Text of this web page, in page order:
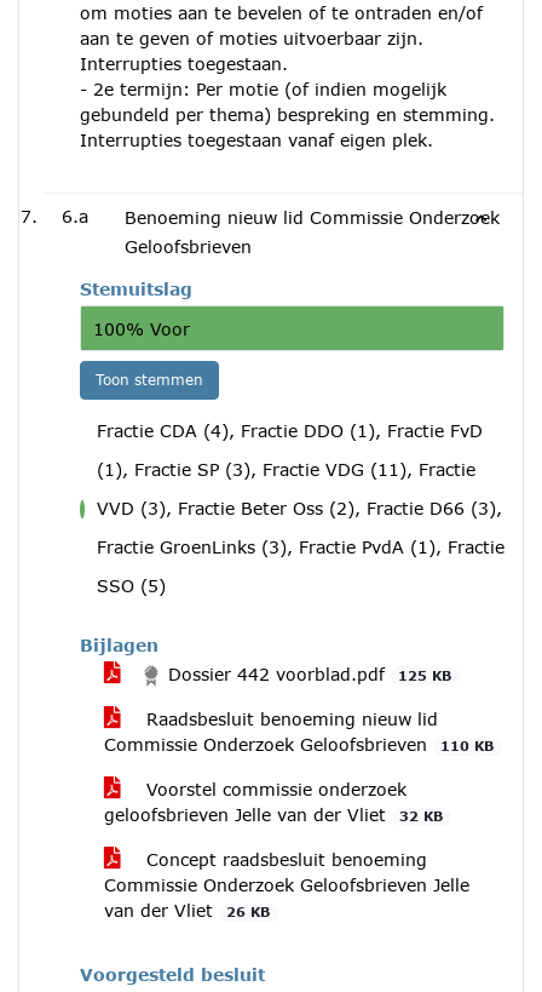
om moties aan te bevelen of te ontraden en/of
aan te geven of moties uitvoerbaar zijn.
Interrupties toegestaan.
- 2e termijn: Per motie (of indien mogelijk
gebundeld per thema) bespreking en stemming.
Interrupties toegestaan vanaf eigen plek.
6.a
Benoeming nieuw lid Commissie Onderzoek
Geloofsbrieven
Stemuitslag
100% Voor
Toon stemmen
Fractie CDA (4), Fractie DDO (1), Fractie FvD
(1), Fractie SP (3), Fractie VDG (11), Fractie
VVD (3), Fractie Beter Oss (2), Fractie D66 (3),
Fractie GroenLinks (3), Fractie PvdA (1), Fractie
SSO (5)
Bijlagen
Dossier 442 voorblad.pdf
125 KB
Raadsbesluit benoeming nieuw lid
Commissie Onderzoek Geloofsbrieven
110 KB
Voorstel commissie onderzoek
geloofsbrieven Jelle van der Vliet
32 KB
Concept raadsbesluit benoeming
Commissie Onderzoek Geloofsbrieven Jelle
van der Vliet
26 KB
Voorgesteld besluit